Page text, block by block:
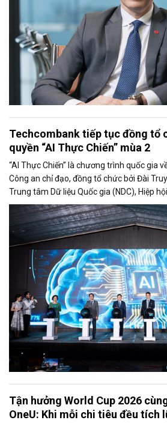
Techcombank tiếp tục đồng tổ
quyền “AI Thực Chiến” mùa 2
“AI Thực Chiến” là chương trình quốc gia
Công an chỉ đạo, đồng tổ chức bởi Đài
Trung tâm Dữ liệu Quốc gia (NDC), Hiệp
cùng Ngân hàng TMCP Kỹ Thương Việt
nhằm tìm kiếm, phát hiện và bồi dưỡng
kiến tạo sức mạnh giúp Việt Nam vươn
Tận hưởng World Cup 2026
OneU: Khi mỗi chi tiêu đều tích